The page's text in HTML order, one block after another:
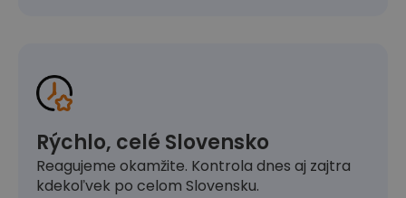
Rýchlo, celé Slovensko
Reagujeme okamžite. Kontrola dnes aj zajtra
kdekoľvek po celom Slovensku.